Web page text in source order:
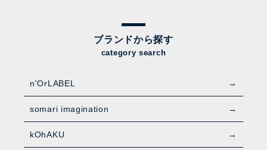
ブランドから探す
category search
n'OrLABEL
somari imagination
kOhAKU